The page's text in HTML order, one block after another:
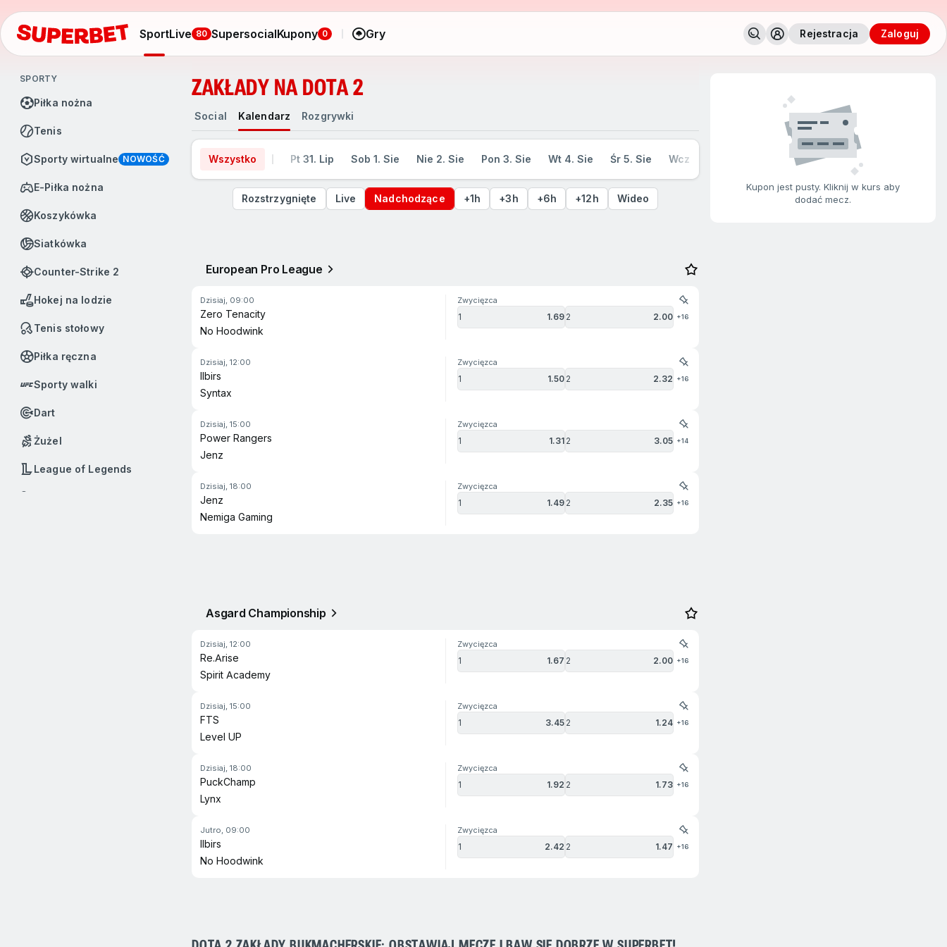
Sport Live 80 Supersocial Kupony 0 Gry Rejestracja zaloguj
SPORTY
Piłka nożna
Tenis
Sporty wirtualne NOWOŚĆ
e-Piłka nożna
Koszykówka
Siatkówka
Counter-Strike 2
Hokej na lodzie
Tenis stołowy
Piłka ręczna
Sporty walki
Dart
Żużel
League of Legends
Kupon jest pusty. Kliknij w kurs aby
dodać mecz.
ZAKŁADY NA DOTA 2
Social Kalendarz Rozgrywki
Wszystko Pt 31. Lip Sob 1. Sie Nie 2. Sie Pon 3. Sie Wt 4. Sie Śr 5. Sie Wczoraj Jutro Nie 9. Sie
Rozstrzygnięte Live Nadchodzące +1h +3h +6h +12h Wideo
European Pro League
dzisiaj, 09:00
Zero Tenacity
No Hoodwink
Zwycięzca
1 1.69 2 2.00 +16
dzisiaj, 12:00
Ilbirs
Syntax
Zwycięzca
1 1.50 2 2.32 +16
dzisiaj, 15:00
Power Rangers
Jenz
Zwycięzca
1 1.31 2 3.05 +14
dzisiaj, 18:00
Jenz
Nemiga Gaming
Zwycięzca
1 1.49 2 2.35 +16
Asgard Championship
dzisiaj, 12:00
Re.Arise
Spirit Academy
Zwycięzca
1 1.67 2 2.00 +16
dzisiaj, 15:00
FTS
Level UP
Zwycięzca
1 3.45 2 1.24 +16
dzisiaj, 18:00
PuckChamp
Lynx
Zwycięzca
1 1.92 2 1.73 +16
Jutro, 09:00
Ilbirs
No Hoodwink
Zwycięzca
1 2.42 2 1.47 +16